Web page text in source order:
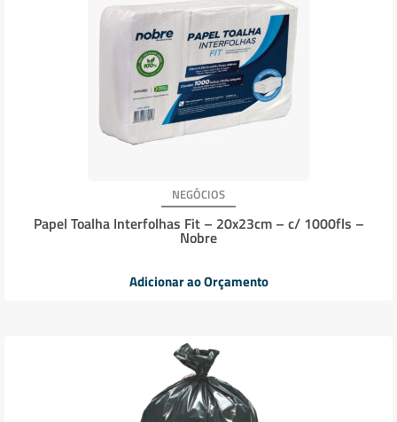
NEGÓCIOS
Papel Toalha Interfolhas Fit – 20x23cm – c/ 1000fls –
Nobre
Adicionar ao Orçamento